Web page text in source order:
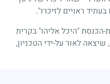
בעתיד ראויים לזיכרו".
הכנסת "היכל אליהו" בקרית
לאור על-ידי הטכניון,